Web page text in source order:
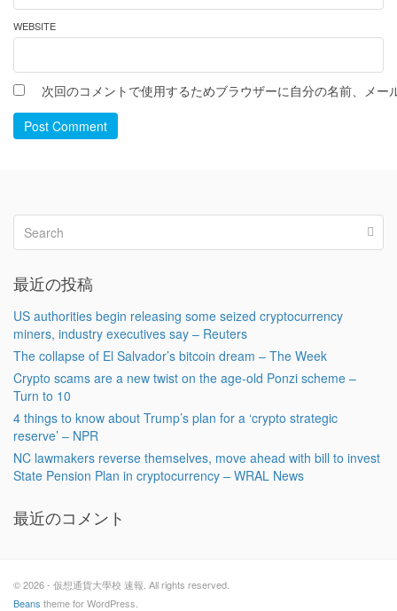
WEBSITE
次回のコメントで使用するためブラウザーに自分の名前、メー
Post Comment
最近の投稿
US authorities begin releasing some seized cryptocurrency
miners, industry executives say – Reuters
The collapse of El Salvador’s bitcoin dream – The Week
Crypto scams are a new twist on the age-old Ponzi scheme –
Turn to 10
4 things to know about Trump’s plan for a ‘crypto strategic
reserve’ – NPR
NC lawmakers reverse themselves, move ahead with bill to invest
State Pension Plan in cryptocurrency – WRAL News
最近のコメント
© 2026 - 仮想通貨大學校 速報. All rights reserved.
Beans theme for WordPress.